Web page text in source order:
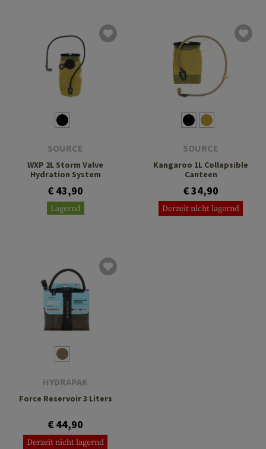
SOURCE
WXP 2L Storm Valve
Hydration System
€ 43,90
Lagernd
SOURCE
Kangaroo 1L Collapsible
Canteen
€ 34,90
Derzeit nicht lagernd
HYDRAPAK
Force Reservoir 3 Liters
€ 44,90
Derzeit nicht lagernd